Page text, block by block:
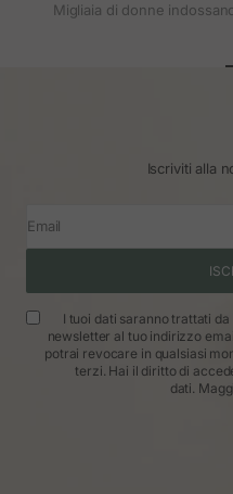
Migliaia di donne
Iscriviti alla
Email
I tuoi dati saranno trattati da
newsletter al tuo indirizzo
potrai revocare in qualsiasi
terzi. Hai il diritto di
dati.